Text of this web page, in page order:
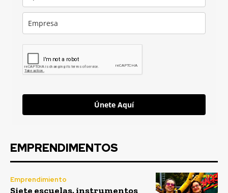
Únete Aquí
EMPRENDIMENTOS
Emprendimiento
Siete escuelas, instrumentos